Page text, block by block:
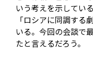
いう考えを示してい
「ロシアに同調する
いる。今回の会談で
たと言えるだろう。